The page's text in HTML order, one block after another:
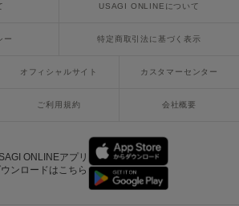
USAGI ONLINEについて
ー 特定商取引法に基づく表示
オフィシャルサイト カスタマーセンター
ご利用規約 会社概要
ONLINEアプリ
ンロードはこちら